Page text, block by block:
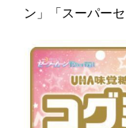
ン」「スーパー